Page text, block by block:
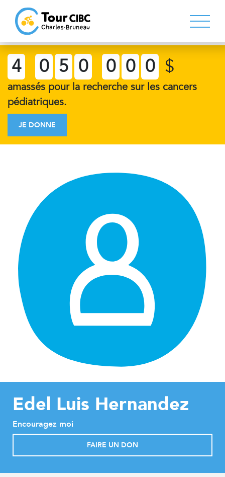
4 0 5 0 0 0 0 $
amassés pour la recherche sur les cancers
pédiatriques.
JE DONNE
Edel Luis Hernandez
Encouragez moi
FAIRE UN DON